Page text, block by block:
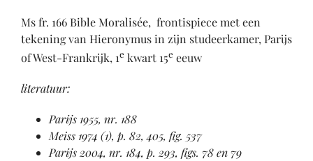
Ms fr. 166 Bible Moralisée, frontispiece met een
tekening van Hieronymus in zijn studeerkamer, Parijs
of West-Frankrijk, 1e kwart 15e eeuw
literatuur:
Parijs 1955, nr. 188
Meiss 1974 (1), p. 82, 405, fig. 537
Parijs 2004, nr. 184, p. 293, figs. 78 en 79